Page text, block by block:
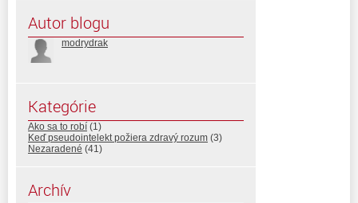
Autor blogu
modrydrak
Kategórie
Ako sa to robí (1)
Keď pseudointelekt požiera zdravý rozum (3)
Nezaradené (41)
Archív